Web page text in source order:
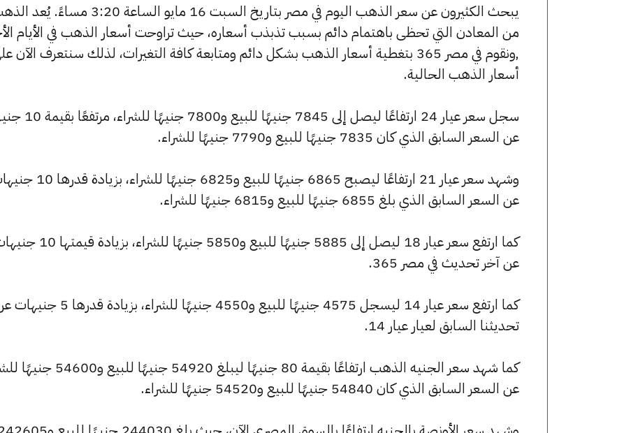
يبحث الكثيرون عن سعر الذهب اليوم في مصر بتاريخ السبت 16 مايو الساعة 3:20
من المعادن التي تحظى باهتمام دائم بسبب تذبذب أسعاره، حيث تراوحت أسعار الذهب في الأيام
,ونقوم في مصر 365 بتغطية أسعار الذهب بشكل دائم ومتابعة كافة التغيرات، لذلك سنتعرف الآن
أسعار الذهب الحالية.
سجل سعر عيار 24 ارتفاعًا ليصل إلى 7845
عن السعر السابق الذي كان 7835 جنيهًا للبيع و7790 جنيهًا للشراء.
وشهد سعر عيار 21 ارتفاعًا ليصبح 6865 جنيهًا للبيع و6825 جنيهًا
عن السعر السابق الذي بلغ 6855 جنيهًا للبيع و6815 جنيهًا للشراء.
كما ارتفع سعر عيار 18 ليصل إلى 5885 جنيهًا للبيع و5850 جنيهًا للشراء،
عن آخر تحديث في مصر 365.
كما ارتفع سعر عيار 14 ليسجل 4575 جنيهًا للبيع و4550 جنيهًا للشراء، بزيادة
تحديثنا السابق لعيار عيار 14.
كما شهد سعر الجنيه الذهب ارتفاعًا بقيمة 80 جنيهًا ليبلغ 54920
عن السعر السابق الذي كان 54840 جنيهًا للبيع و54520 جنيهًا للشراء.